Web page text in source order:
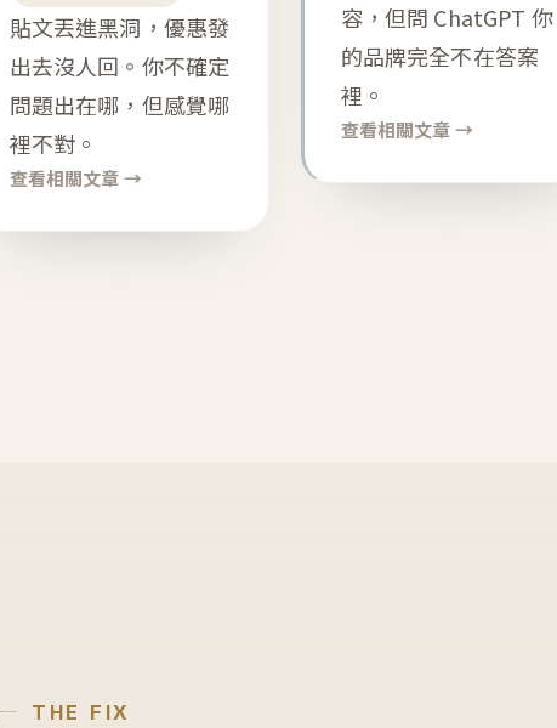
貼文丟進黑洞，優惠發
出去沒人回。你不確定
問題出在哪，但感覺哪
裡不對。
查看相關文章 →
容，但問 ChatGPT 你
的品牌完全不在答案
裡。
查看相關文章 →
THE FIX